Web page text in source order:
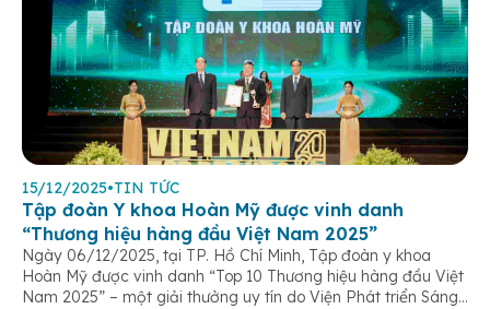
15/12/2025•TIN TỨC
Tập đoàn Y khoa Hoàn Mỹ được vinh danh
“Thương hiệu hàng đầu Việt Nam 2025”
Ngày 06/12/2025, tại TP. Hồ Chí Minh, Tập đoàn y khoa
Hoàn Mỹ được vinh danh “Top 10 Thương hiệu hàng đầu Việt
Nam 2025” – một giải thưởng uy tín do Viện Phát triển Sáng